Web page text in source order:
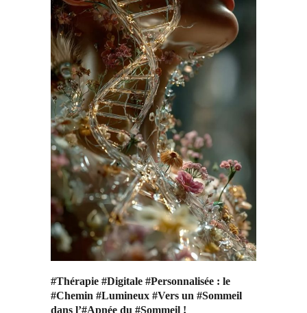
#Thérapie #Digitale #Personnalisée : le
#Chemin #Lumineux #Vers un #Sommeil
dans l’#Apnée du #Sommeil !